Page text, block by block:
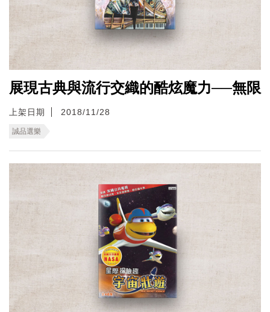
展現古典與流行交織的酷炫魔力──無限
上架日期 2018/11/28
誠品選樂